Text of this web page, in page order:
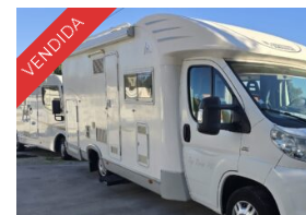
VENDIDA